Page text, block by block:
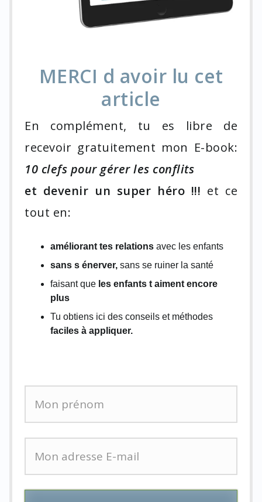
MERCI d avoir lu cet
article
En complément, tu es libre de
recevoir gratuitement mon E-book:
10 clefs pour gérer les conflits
et devenir un super héro !!! et ce
tout en:
améliorant tes relations avec les enfants
sans s énerver, sans se ruiner la santé
faisant que les enfants t aiment encore
plus
Tu obtiens ici des conseils et méthodes
faciles à appliquer.